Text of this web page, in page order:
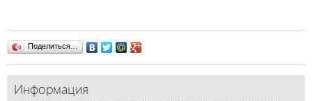
Поделиться…
Информация